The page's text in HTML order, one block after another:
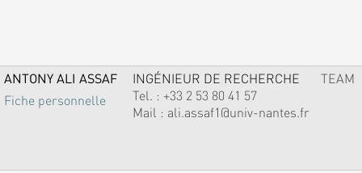
ANTONY ALI ASSAF
Fiche personnelle
INGÉNIEUR DE RECHERCHE
Tel. : +33 2 53 80 41 57
Mail : ali.assaf1@univ-nantes.fr
TEAM